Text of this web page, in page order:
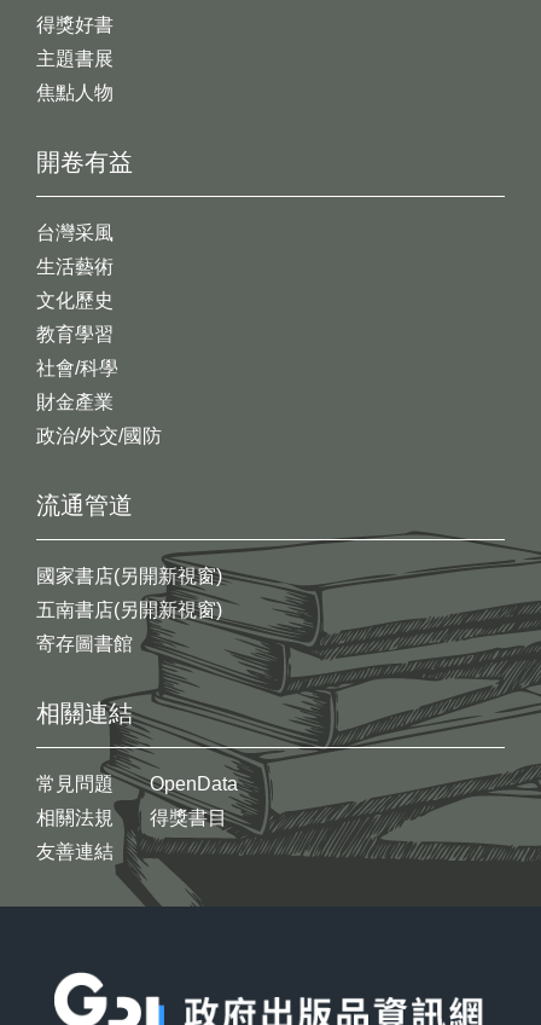
開卷有益
台灣采風
生活藝術
文化歷史
教育學習
社會/科學
財金產業
政治/外交/國防
得獎好書
主題書展
焦點人物
流通管道
國家書店(另開新視窗)
五南書店(另開新視窗)
寄存圖書館
相關連結
常見問題
相關法規
友善連結
OpenData
得獎書目